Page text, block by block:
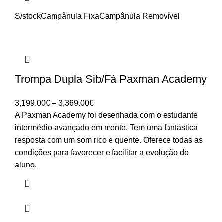
S/stockCampânula FixaCampânula Removível
Trompa Dupla Sib/Fá Paxman Academy
3,199.00€ – 3,369.00€Price
range:
3,199.00€
through
3,369.00€
A Paxman Academy foi desenhada com o estudante
intermédio-avançado em mente. Tem uma fantástica
resposta com um som rico e quente. Oferece todas as
condições para favorecer e facilitar a evolução do
aluno.